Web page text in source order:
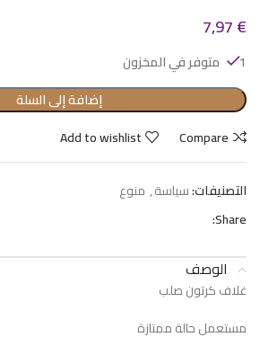
7,97€
1 متوفر في المخزون
إضافة إلى السلة
Compare
Add to wishlist
التصنيفات:سياسة, منوع
Share:
الوصف
غلاف كرتون صلب
مستعمل حالة ممتازة